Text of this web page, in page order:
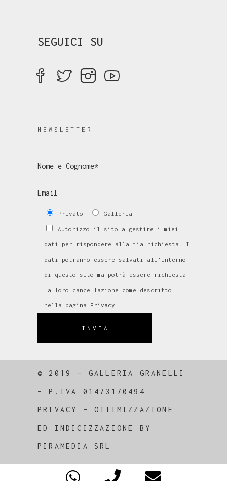
SEGUICI SU
NEWSLETTER
Privato Galleria
Autorizzo il sito a gestire i miei
dati per rispondere alla mia richiesta. I
dati potranno essere salvati all'interno
di questo sito ma potrà essere richiesta
la loro cancellazione come descritto
nella pagina Privacy
INVIA
© 2019 – GALLERIA GRANELLI
–P.IVA 01473170494
PRIVACY –OTTIMIZZAZIONE
ED INDICIZZAZIONE BY
PIRAMEDIA SRL